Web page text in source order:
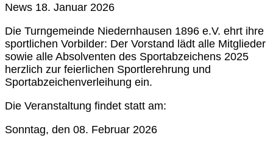
News 18. Januar 2026
Die Turngemeinde Niedernhausen 1896 e.V. ehrt ihre
sportlichen Vorbilder: Der Vorstand lädt alle Mitglieder
sowie alle Absolventen des Sportabzeichens 2025
herzlich zur feierlichen Sportlerehrung und
Sportabzeichenverleihung ein.
Die Veranstaltung findet statt am:
Sonntag, den 08. Februar 2026